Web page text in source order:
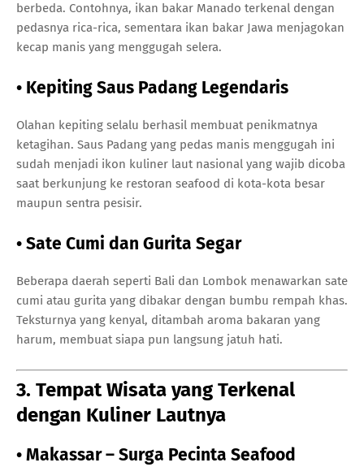
berbeda. Contohnya, ikan bakar Manado terkenal dengan
pedasnya rica-rica, sementara ikan bakar Jawa menjagokan
kecap manis yang menggugah selera.
• Kepiting Saus Padang Legendaris
Olahan kepiting selalu berhasil membuat penikmatnya
ketagihan. Saus Padang yang pedas manis menggugah ini
sudah menjadi ikon kuliner laut nasional yang wajib dicoba
saat berkunjung ke restoran seafood di kota-kota besar
maupun sentra pesisir.
• Sate Cumi dan Gurita Segar
Beberapa daerah seperti Bali dan Lombok menawarkan sate
cumi atau gurita yang dibakar dengan bumbu rempah khas.
Teksturnya yang kenyal, ditambah aroma bakaran yang
harum, membuat siapa pun langsung jatuh hati.
3. Tempat Wisata yang Terkenal
dengan Kuliner Lautnya
• Makassar – Surga Pecinta Seafood